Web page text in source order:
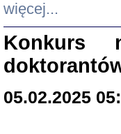
więcej...
Konkurs
05.02.2025